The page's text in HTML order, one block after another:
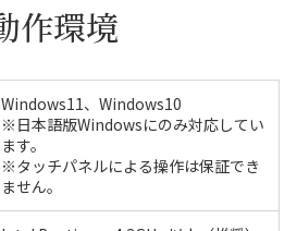
作環境
Windows11、Windows10
※日本語版Windowsにのみ対応してい
ます。
※タッチパネルによる操作は保証でき
ません。